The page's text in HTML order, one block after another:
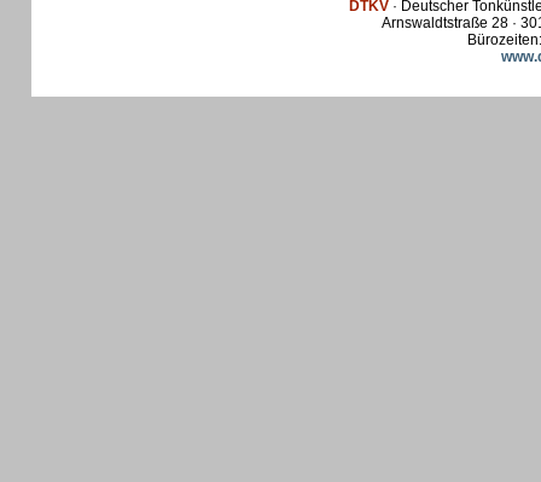
DTKV· Deutscher
Arnswaldtstraße 28 ·